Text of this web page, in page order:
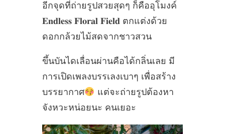
อีกจุดที่ถ่ายรูปสวยสุดๆ ก็คืออุโมงค์
𝐄𝐧𝐝𝐥𝐞𝐬𝐬 𝐅𝐥𝐨𝐫𝐚𝐥 𝐅𝐢𝐞𝐥𝐝 ตกแต่งด้วย
ดอกกล้วยไม้สดจากชาวสวน
ขึ้นบันไดเลื่อนผ่านคือได้กลิ่นเลย มี
การเปิดเพลงบรรเลงเบาๆ เพื่อสร้าง
บรรยากาศ
แต่จะถ่ายรูปต้องหา
จังหวะหน่อยนะ คนเยอะ